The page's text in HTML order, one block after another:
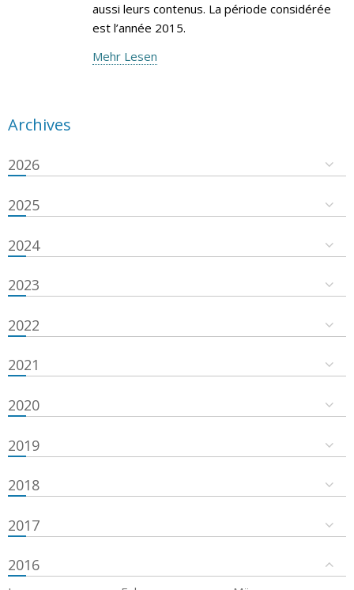
aussi leurs contenus. La période considérée
est l’année 2015.
Mehr Lesen
Archives
2026
2025
2024
2023
2022
2021
2020
2019
2018
2017
2016